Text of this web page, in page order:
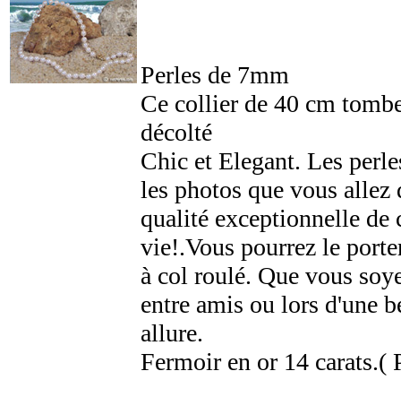
Perles de 7mm
Ce collier de 40 cm
décolté
Chic et Elegant. Les
les photos que vous
qualité exceptionnelle
vie!.Vous pourrez le
à col roulé. Que vous
entre amis ou lors d'une
allure.
Fermoir en or 14 carats.(